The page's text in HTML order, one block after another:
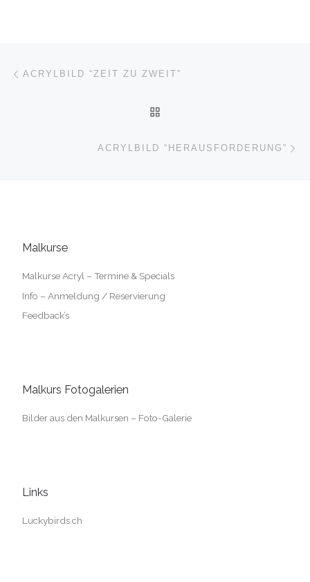
Beitragsnavigation
ACRYLBILD “ZEIT ZU ZWEIT”
ACRYLBILD “HERAUSFORDERUNG”
Malkurse
Malkurse Acryl – Termine & Specials
Info – Anmeldung / Reservierung
Feedback’s
Malkurs Fotogalerien
Bilder aus den Malkursen – Foto-Galerie
Links
Luckybirds.ch